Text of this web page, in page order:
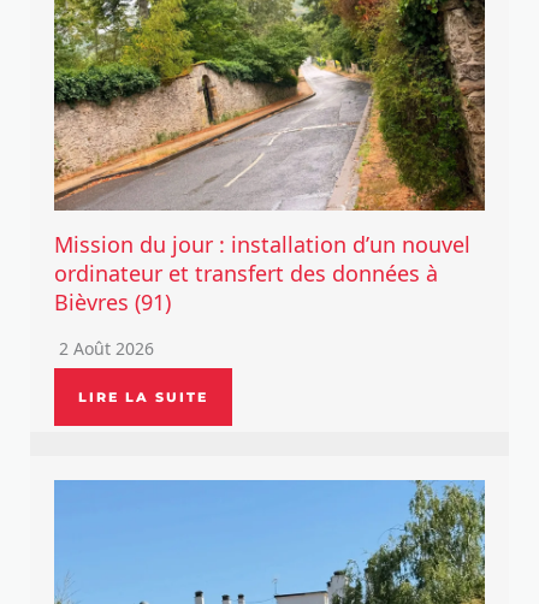
Mission du jour : installation d’un nouvel
ordinateur et transfert des données à
Bièvres (91)
2 Août 2026
LIRE LA SUITE